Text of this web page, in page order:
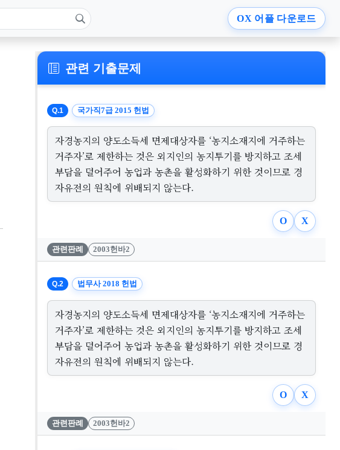
OX 어플 다운로드
관련 기출문제
Q.1 국가직7급 2015 헌법
자경농지의 양도소득세 면제대상자를 ‘농지소재지에 거주하는
거주자’로 제한하는 것은 외지인의 농지투기를 방지하고 조세
부담을 덜어주어 농업과 농촌을 활성화하기 위한 것이므로 경
자유전의 원칙에 위배되지 않는다.
O X
관련판례 2003헌바2
Q.2 법무사 2018 헌법
자경농지의 양도소득세 면제대상자를 ‘농지소재지에 거주하는
거주자’로 제한하는 것은 외지인의 농지투기를 방지하고 조세
부담을 덜어주어 농업과 농촌을 활성화하기 위한 것이므로 경
자유전의 원칙에 위배되지 않는다.
O X
관련판례 2003헌바2